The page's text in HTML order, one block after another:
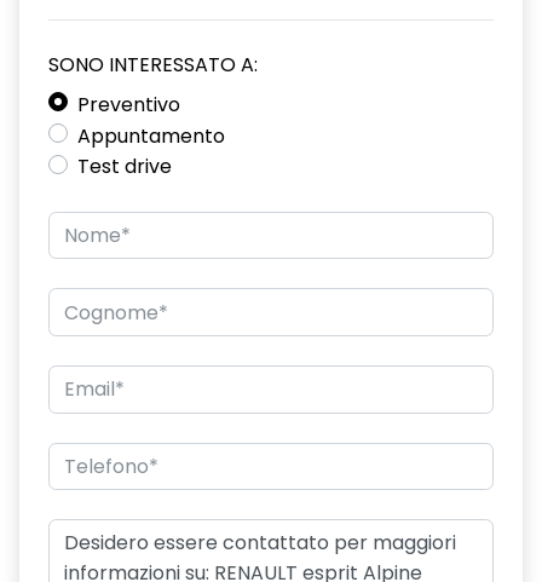
climatizzatore automatico
commutazione automatica abbaglianti/ anabbaglianti
consolle centrale con vano portaoggetti + bracciolo
criterio active driver assist
design cerchi in lega da 18" diamantati "cosmic"
distance warning avviso distanza di sicurezza
eCall funzionalità soggetta a copertura di rete;
emergency lane keep assist assistenza d'emergenza al
mantenimento della corsia
fari full LED adaptative vision, con funzione fendinebbia
integrata
SONO INTERESSATO A:
Preventivo
Appuntamento
Test drive